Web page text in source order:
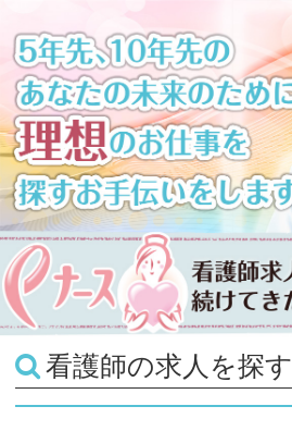
看護師の求人を探す